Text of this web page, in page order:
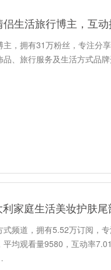
生活旅行博主，互
，拥有31万粉丝，专注分
、旅行服务及生活方式品牌
家庭生活美妆护肤
频道，拥有5.52万订阅，
均观看量9580，互动率